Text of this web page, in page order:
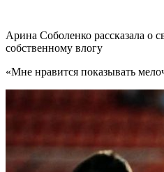
Арина Соболенко рассказала о
собственному влогу
«Мне нравится показывать